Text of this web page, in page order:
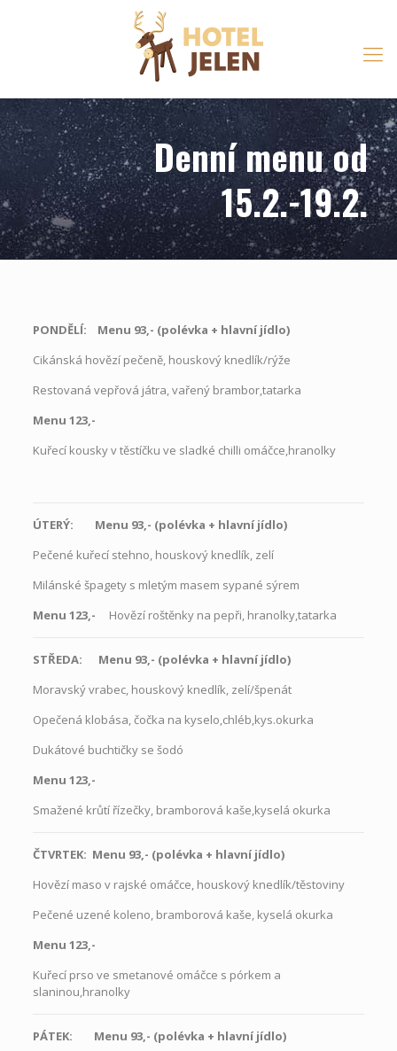
Denní menu od
15.2.-19.2.
PONDĚLÍ: Menu 93,- (polévka + hlavní jídlo)
Cikánská hovězí pečeně, houskový knedlík/rýže
Restovaná vepřová játra, vařený brambor,tatarka
Menu 123,-
Kuřecí kousky v těstíčku ve sladké chilli omáčce,hranolky
ÚTERÝ: Menu 93,- (polévka + hlavní jídlo)
Pečené kuřecí stehno, houskový knedlík, zelí
Milánské špagety s mletým masem sypané sýrem
Menu 123,- Hovězí roštěnky na pepři, hranolky,tatarka
STŘEDA: Menu 93,- (polévka + hlavní jídlo)
Moravský vrabec, houskový knedlík, zelí/špenát
Opečená klobása, čočka na kyselo,chléb,kys.okurka
Dukátové buchtičky se šodó
Menu 123,-
Smažené krůtí řízečky, bramborová kaše,kyselá okurka
ČTVRTEK: Menu 93,- (polévka + hlavní jídlo)
Hovězí maso v rajské omáčce, houskový knedlík/těstoviny
Pečené uzené koleno, bramborová kaše, kyselá okurka
Menu 123,-
Kuřecí prso ve smetanové omáčce s pórkem a
slaninou,hranolky
PÁTEK: Menu 93,- (polévka + hlavní jídlo)